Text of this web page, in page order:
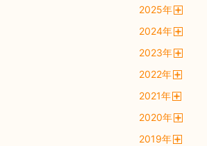
2025年
2024年
2023年
2022年
2021年
2020年
2019年